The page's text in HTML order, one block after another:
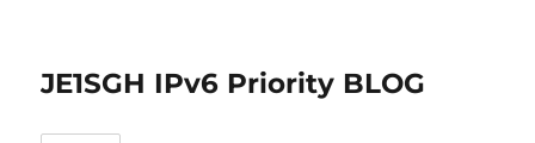
JE1SGH IPv6 Priority BLOG